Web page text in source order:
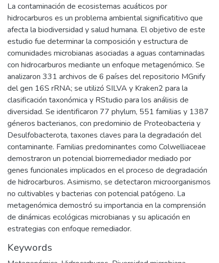
La contaminación de ecosistemas acuáticos por
hidrocarburos es un problema ambiental significatitivo que
afecta la biodiversidad y salud humana. El objetivo de este
estudio fue determinar la composición y estructura de
comunidades microbianas asociadas a aguas contaminadas
con hidrocarburos mediante un enfoque metagenómico. Se
analizaron 331 archivos de 6 países del repositorio MGnify
del gen 16S rRNA; se utilizó SILVA y Kraken2 para la
clasificación taxonómica y RStudio para los análisis de
diversidad. Se identificaron 77 phylum, 551 familias y 1387
géneros bacterianos, con predominio de Proteobacteria y
Desulfobacterota, taxones claves para la degradación del
contaminante. Familias predominantes como Colwelliaceae
demostraron un potencial biorremediador mediado por
genes funcionales implicados en el proceso de degradación
de hidrocarburos. Asimismo, se detectaron microorganismos
no cultivables y bacterias con potencial patógeno. La
metagenómica demostró su importancia en la comprensión
de dinámicas ecológicas microbianas y su aplicación en
estrategias con enfoque remediador.
Keywords